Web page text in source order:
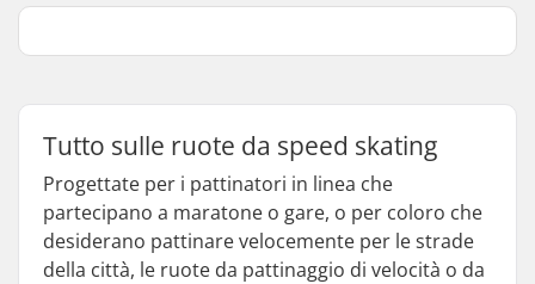
Tutto sulle ruote da speed skating
Progettate per i pattinatori in linea che
partecipano a maratone o gare, o per coloro che
desiderano pattinare velocemente per le strade
della città, le ruote da pattinaggio di velocità o da